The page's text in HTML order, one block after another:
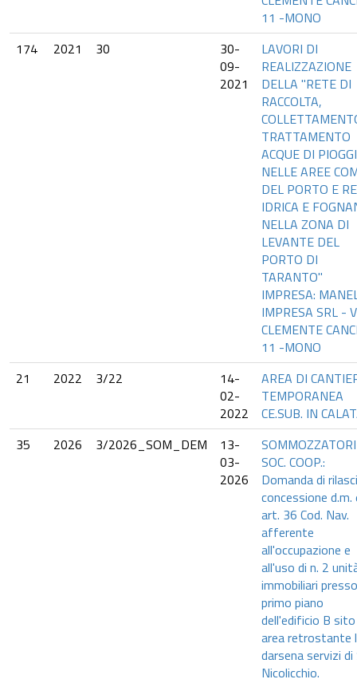
11 -MONO
174
2021 30
30-
09-
2021
LAVORI DI
REALIZZAZIONE
DELLA "RETE DI
RACCOLTA,
TRATTAMENTO
ACQUE DI
NELLE AREE
DEL PORTO E
IDRICA E
NELLA ZONA DI
LEVANTE DEL
PORTO DI
TARANTO"
IMPRESA:
IMPRESA SRL -
CLEMENTE
11 -MONO
21
2022 3/22
14-
02-
2022
AREA DI
TEMPORANEA
CE.SUB. IN
35
2026 3/2026_SOM_DEM
13-
03-
2026
SOMMOZZATORI
SOC. COOP.:
Domanda di
concessione d.m.
art. 36 Cod. Nav.
afferente
all'occupazione e
all'uso di n. 2
immobiliari
primo piano
dell'edificio B
area retrostante
darsena servizi di
Nicolicchio.